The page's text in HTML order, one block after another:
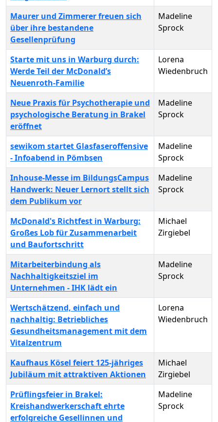
Maurer und Zimmerer freuen sich
über ihre bestandene
Gesellenprüfung
Madeline
Sprock
Starte mit uns in Warburg durch:
Werde Teil der McDonald’s
Neuenroth-Familie
Lorena
Wiedenbruch
Neue Praxis für Psychotherapie und
psychologische Beratung in Brakel
eröffnet
Madeline
Sprock
sewikom startet Glasfaseroffensive
- Infoabend in Pömbsen
Madeline
Sprock
Inhouse-Messe im BildungsCampus
Handwerk: Neuer Lernort stellt sich
dem Publikum vor
Madeline
Sprock
McDonald's Richtfest in Warburg:
Großes Lob für Zusammenarbeit
und Baufortschritt
Michael
Zirgiebel
Mitarbeiterbindung als
Nachhaltigkeitsziel im
Unternehmen - IHK lädt ein
Madeline
Sprock
Wertschätzend, einfach und
nachhaltig: Betriebliches
Gesundheitsmanagement mit dem
Vitalzentrum
Lorena
Wiedenbruch
Kaufhaus Kösel feiert 125-jähriges
Jubiläum mit attraktiven Aktionen
Michael
Zirgiebel
Prüflingsfeier in Brakel:
Kreishandwerkerschaft ehrte
erfolgreiche Gesellinnen und
Madeline
Sprock